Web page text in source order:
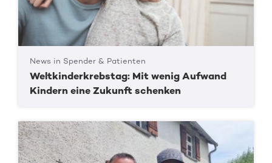
News in Spender & Patienten
Weltkinderkrebstag: Mit wenig Aufwand
Kindern eine Zukunft schenken